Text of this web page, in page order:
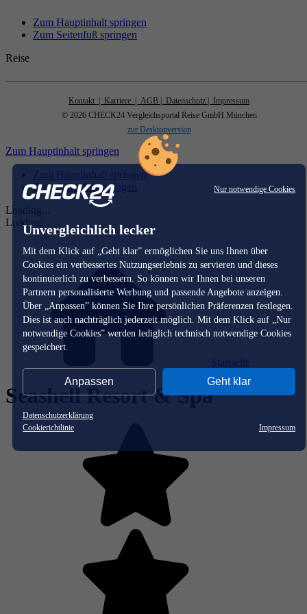
Nur notwendige Cookies
Unvergleichlich lecker
Mit dem Klick auf „Geht klar” ermöglichen Sie uns Ihnen über
Cookies ein verbessertes Nutzungserlebnis zu servieren und dieses
kontinuierlich zu verbessern. So können wir Ihnen bei unseren
Partnern personalisierte Werbung und passende Angebote anzeigen.
Über „Anpassen” können Sie Ihre persönlichen Präferenzen festlegen.
Dies ist auch nachträglich jederzeit möglich. Mit dem Klick auf „Nur
notwendige Cookies” werden lediglich technisch notwendige Cookies
gespeichert.
Anpassen Geht klar
Datenschutzerklärung
Cookierichtlinie
Impressum
Zum Hauptinhalt springen
Zum Seitenfuß springen
Reise
Kontakt | Karriere | AGB | Datenschutz
| Impressum
© 2026 CHECK24 Vergleichsportal Reise GmbH München
zur Desktopversion
Zum Hauptinhalt springen
Zum Hauptinhalt springen
Zum Seitenfuß springen
Loading...
Loading...
Seashell Resort & Spa